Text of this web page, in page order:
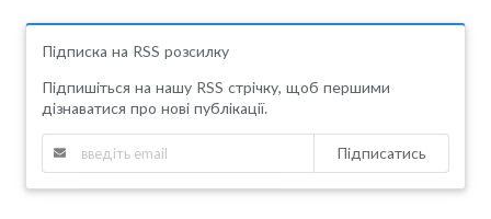
Підписка на RSS розсилку
Підпишіться на нашу RSS стрічку, щоб першими
дізнаватися про нові публікації.
Підписатись